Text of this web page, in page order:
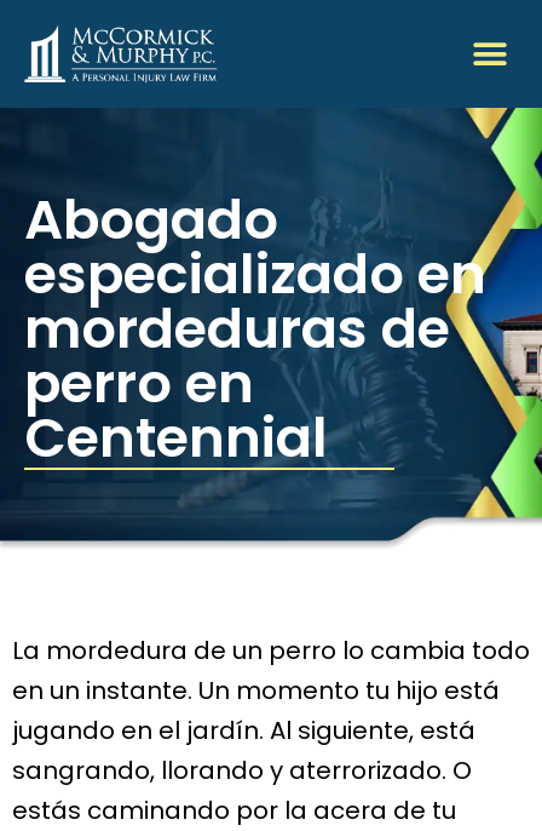
Abogado
especializado en
mordeduras de
perro en
Centennial
La mordedura de un perro lo cambia todo
en un instante. Un momento tu hijo está
jugando en el jardín. Al siguiente, está
sangrando, llorando y aterrorizado. O
estás caminando por la acera de tu